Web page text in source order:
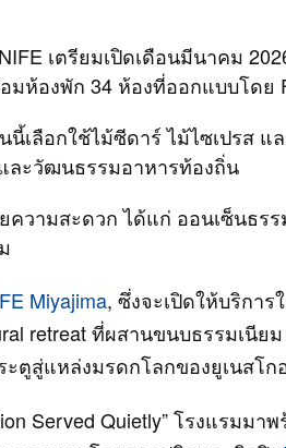
เตรียมเปิดเดือนมีนาคม
อมห้องพัก 34 ห้องที่ออกแบบโดย
เลือกใช้ไม้ซีดาร์ ไม้ไซเปรส แ
ะวัฒนธรรมอาหารท้องถิ่น
ความสะดวก ได้แก่ ออนเซ็นธร
Miyajima, ซึ่งจะเปิดให้บริกา
retreat ที่ผสานขนบธรรมเนีย
ตูสู่แหล่งมรดกโลกของยูเนสโก
Served Quietly” โรงแรมม